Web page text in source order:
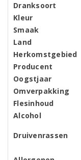
Dranksoort
Kleur
Smaak
Land
Herkomstgebied
Producent
Oogstjaar
Omverpakking
Flesinhoud
Alcohol
Druivenrassen